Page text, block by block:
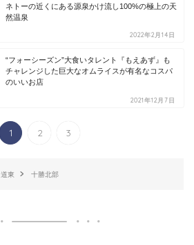
ネトーの近くにある源泉かけ流し100%の極上の天
然温泉
2022年2月14日
“フォーシーズン”大食いタレント『もえあず』も
チャレンジした巨大なオムライスが有名なコスパ
のいいお店
2021年12月7日
1 2 3
道東 十勝北部